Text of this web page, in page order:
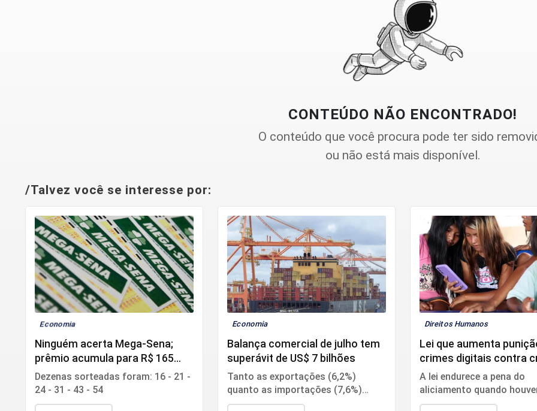
CONTEÚDO NÃO ENCONTRADO!
O conteúdo que você procura pode ter sido
ou não está mais disponível.
/Talvez você se interesse por:
Economia
Ninguém acerta Mega-Sena;
prêmio acumula para R$ 165
milhões
Dezenas sorteadas foram: 16 - 21 -
24 - 31 - 43 - 54
Economia
Balança comercial de julho tem
superávit de US$ 7 bilhões
Tanto as exportações (6,2%)
quanto as importações (7,6%)
aumentaram em relação ao mesmo
Direitos Humanos
Lei que aumenta
crimes digitais contra
é sancionada
A lei endurece a pena do
aliciamento quando
inteligência artificial (IA),